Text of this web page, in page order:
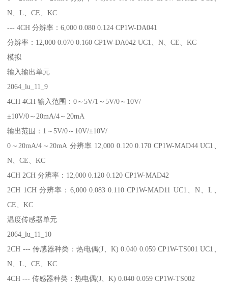
N、L、CE、KC
--- 4CH 分辨率：6,000 0.080 0.124 CP1W-DA041
分辨率：12,000 0.070 0.160 CP1W-DA042 UC1、N、CE、KC
模拟
输入输出单元
2064_lu_11_9
4CH 4CH 输入范围：0～5V/1～5V/0～10V/
±10V/0～20mA/4～20mA
输出范围：1～5V/0～10V/±10V/
0～20mA/4～20mA 分辨率 12,000 0.120 0.170 CP1W-MAD44 UC1、
N、CE、KC
4CH 2CH 分辨率：12,000 0.120 0.120 CP1W-MAD42
2CH 1CH 分辨率：6,000 0.083 0.110 CP1W-MAD11 UC1、N、L、
CE、KC
温度传感器单元
2064_lu_11_10
2CH --- 传感器种类：热电偶(J、K) 0.040 0.059 CP1W-TS001 UC1、
N、L、CE、KC
4CH --- 传感器种类：热电偶(J、K) 0.040 0.059 CP1W-TS002